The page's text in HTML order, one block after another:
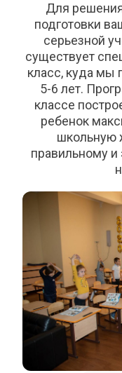
Для
подготовки
серьезной
существует
класс, куда мы
5-6 лет.
классе
ребенок
школьную
правильному